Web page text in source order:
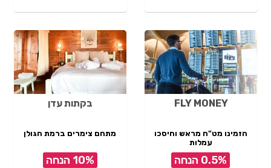
FLY MONEY
הזמינו מט"ח מראש וחיסכו
עמלות
0.5% הנחה
בקתות עדן
מתחם צימרים ברמת הגולן
10% הנחה